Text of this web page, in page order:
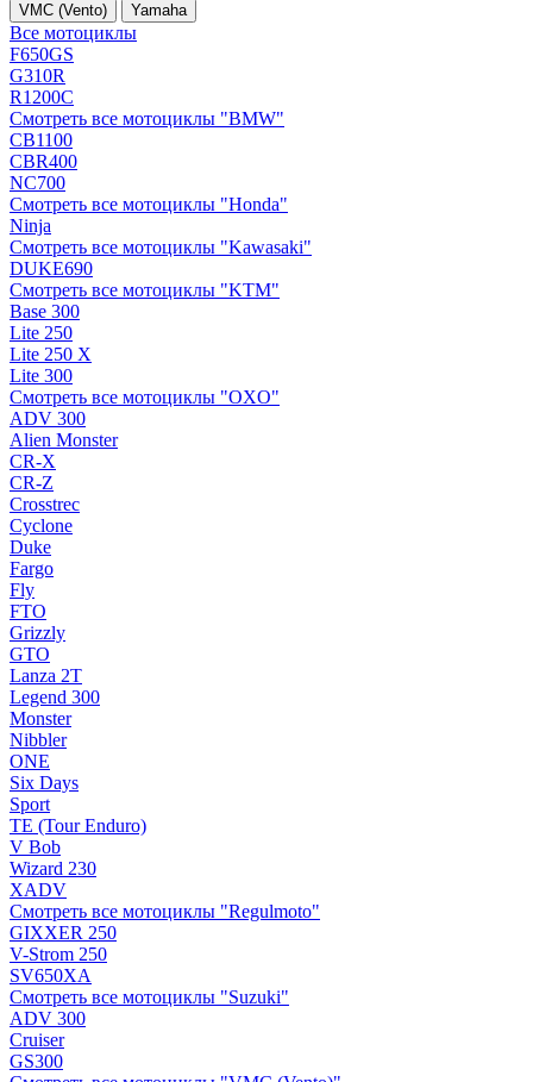
VMC (Vento)
Yamaha
Все мотоциклы
F650GS
G310R
R1200C
Смотреть все мотоциклы "BMW"
CB1100
CBR400
NC700
Смотреть все мотоциклы "Honda"
Ninja
Смотреть все мотоциклы "Kawasaki"
DUKE690
Смотреть все мотоциклы "KTM"
Base 300
Lite 250
Lite 250 X
Lite 300
Смотреть все мотоциклы "OXO"
ADV 300
Alien Monster
CR-X
CR-Z
Crosstrec
Cyclone
Duke
Fargo
Fly
FTO
Grizzly
GTO
Lanza 2T
Legend 300
Monster
Nibbler
ONE
Six Days
Sport
TE (Tour Enduro)
V Bob
Wizard 230
XADV
Смотреть все мотоциклы "Regulmoto"
GIXXER 250
V-Strom 250
SV650XA
Смотреть все мотоциклы "Suzuki"
ADV 300
Cruiser
GS300